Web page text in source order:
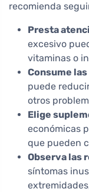
recomienda
Presta
excesivo
vitaminas o
Consume
puede
otros
Elige
económicas
que pueden
Observa las
síntomas